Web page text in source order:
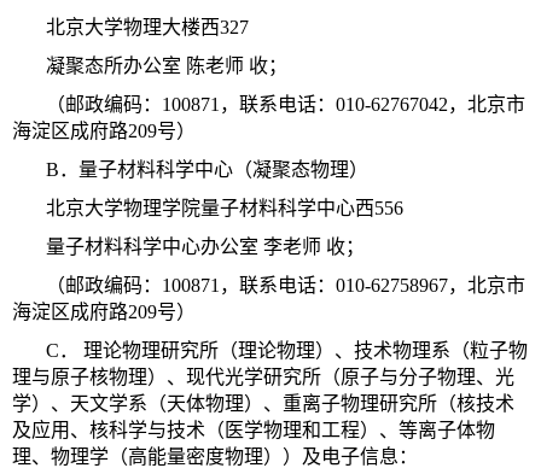
北京大学物理大楼西327
凝聚态所办公室 陈老师 收；
（邮政编码：100871，联系电话：010-62767042，北京市
海淀区成府路209号）
B．量子材料科学中心（凝聚态物理）
北京大学物理学院量子材料科学中心西556
量子材料科学中心办公室 李老师 收；
（邮政编码：100871，联系电话：010-62758967，北京市
海淀区成府路209号）
C． 理论物理研究所（理论物理）、技术物理系（粒子物
理与原子核物理）、现代光学研究所（原子与分子物理、光
学）、天文学系（天体物理）、重离子物理研究所（核技术
及应用、核科学与技术（医学物理和工程）、等离子体物
理、物理学（高能量密度物理））及电子信息：